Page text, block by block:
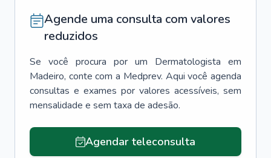
Agende uma consulta com valores
reduzidos
Se você procura por um Dermatologista em
Madeiro, conte com a Medprev. Aqui você agenda
consultas e exames por valores acessíveis, sem
mensalidade e sem taxa de adesão.
Agendar teleconsulta